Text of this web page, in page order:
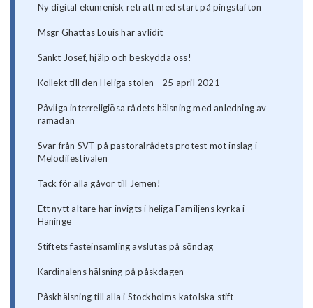
Ny digital ekumenisk reträtt med start på pingstafton
Msgr Ghattas Louis har avlidit
Sankt Josef, hjälp och beskydda oss!
Kollekt till den Heliga stolen - 25 april 2021
Påvliga interreligiösa rådets hälsning med anledning av
ramadan
Svar från SVT på pastoralrådets protest mot inslag i
Melodifestivalen
Tack för alla gåvor till Jemen!
Ett nytt altare har invigts i heliga Familjens kyrka i
Haninge
Stiftets fasteinsamling avslutas på söndag
Kardinalens hälsning på påskdagen
Påskhälsning till alla i Stockholms katolska stift